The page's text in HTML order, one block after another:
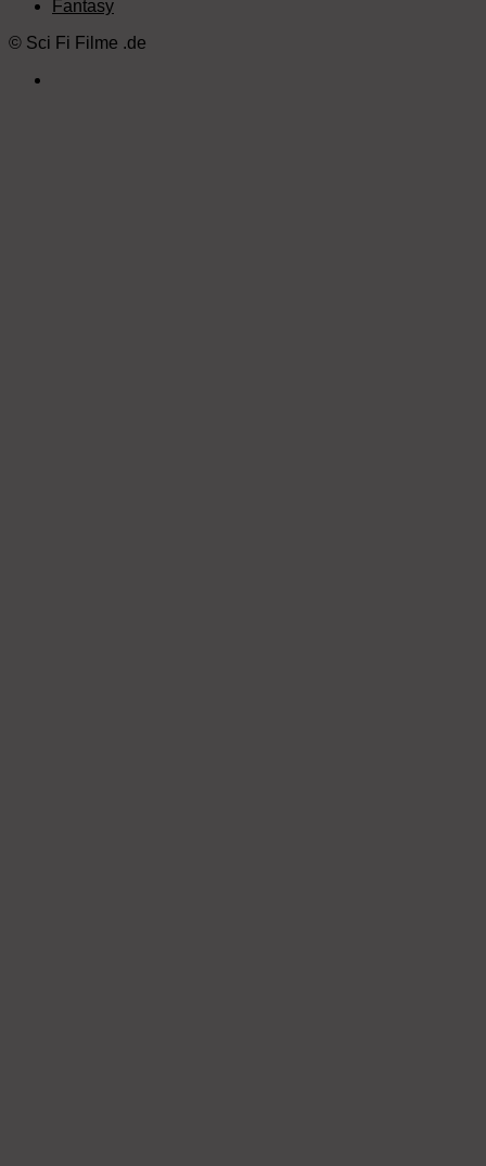
Fantasy
© Sci Fi Filme .de